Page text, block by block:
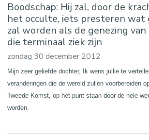
Boodschap: Hij zal, door de
het occulte, iets presteren wat
zal worden als de genezing
die terminaal ziek zijn
zondag 30 december 2012
Mijn zeer geliefde dochter, Ik wens jullie te
veranderingen die de wereld zullen voorbereiden
Tweede Komst, op het punt staan door de hele
worden.